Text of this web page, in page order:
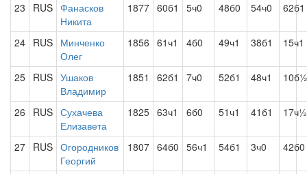
23 RUS Фанасков
Никита
1877 60б1 5ч0 48б0 54ч0 62б1
24 RUS Минченко
Олег
1856 61ч1 4б0 49ч1 38б1 15ч1
25 RUS Ушаков
Владимир
1851 62б1 7ч0 52б1 48ч1 10б½
26 RUS Сухачева
Елизавета
1825 63ч1 6б0 51ч1 41б1 17ч½
27 RUS Огородников
Георгий
1807 64б0 56ч1 54б1 3ч0 42б0